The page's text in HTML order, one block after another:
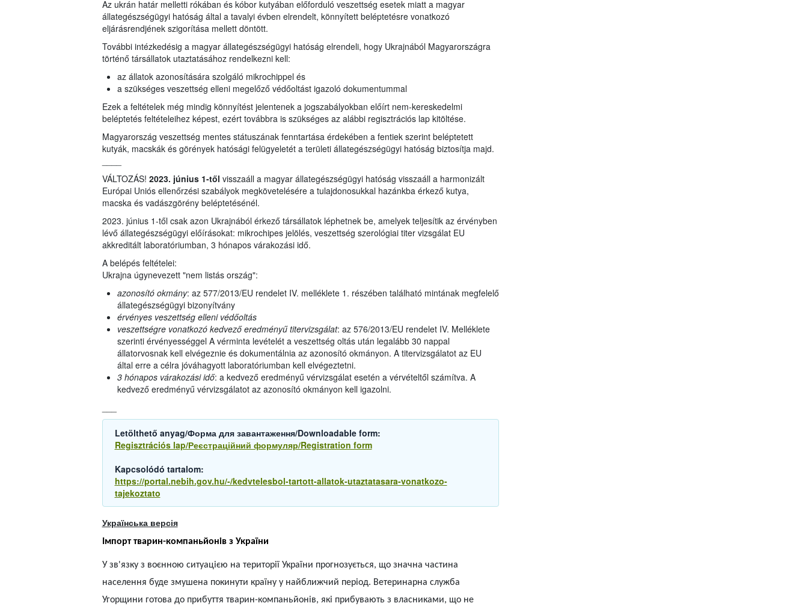
Az ukrán határ melletti rókában és kóbor kutyában előforduló veszettség esetek miatt a magyar
állategészségügyi hatóság által a tavalyi évben elrendelt, könnyített beléptetésre vonatkozó
eljárásrendjének szigorítása mellett döntött.
További intézkedésig a magyar állategészségügyi hatóság elrendeli, hogy Ukrajnából Magyarországra
történő társállatok utaztatásához rendelkezni kell:
az állatok azonosítására szolgáló mikrochippel és
a szükséges veszettség elleni megelőző védőoltást igazoló dokumentummal
Ezek a feltételek még mindig könnyítést jelentenek a jogszabályokban előírt nem-kereskedelmi
beléptetés feltételeihez képest, ezért továbbra is szükséges az alábbi regisztrációs lap kitöltése.
Magyarország veszettség mentes státuszának fenntartása érdekében a fentiek szerint beléptetett
kutyák, macskák és görények hatósági felügyeletét a területi állategészségügyi hatóság biztosítja majd.
VÁLTOZÁS! 2023. június 1-től visszaáll a magyar állategészségügyi hatóság visszaáll a harmonizált
Európai Uniós ellenőrzési szabályok megkövetelésére a tulajdonosukkal hazánkba érkező kutya,
macska és vadászgörény beléptetésénél.
2023. június 1-től csak azon Ukrajnából érkező társállatok léphetnek be, amelyek teljesítik az érvényben
lévő állategészségügyi előírásokat: mikrochipes jelölés, veszettség szerológiai titer vizsgálat EU
akkreditált laboratóriumban, 3 hónapos várakozási idő.
A belépés feltételei:
Ukrajna úgynevezett "nem listás ország":
azonosító okmány: az 577/2013/EU rendelet IV. melléklete 1. részében található mintának megfelelő
állategészségügyi bizonyítvány
érvényes veszettség elleni védőoltás
veszettségre vonatkozó kedvező eredményű titervizsgálat: az 576/2013/EU rendelet IV. Melléklete
szerinti érvényességgel A vérminta levételét a veszettség oltás után legalább 30 nappal
állatorvosnak kell elvégeznie és dokumentálnia az azonosító okmányon. A titervizsgálatot az EU
által erre a célra jóváhagyott laboratóriumban kell elvégeztetni.
3 hónapos várakozási idő: a kedvező eredményű vérvizsgálat esetén a vérvételtől számítva. A
kedvező eredményű vérvizsgálatot az azonosító okmányon kell igazolni.
Letölthető anyag/Форма для завантаження/Downloadable form:
Regisztrációs lap/Реєстраційний формуляр/Registration form
Kapcsolódó tartalom:
https://portal.nebih.gov.hu/-/kedvtelesbol-tartott-allatok-utaztatasara-vonatkozo-
tajekoztato
Українська версія
Імпорт тварин-компаньйонів з України
У зв'язку з воєнною ситуацією на території України прогнозується, що значна частина
населення буде змушена покинути країну у найближчий період. Ветеринарна служба
Угорщини готова до прибуття тварин-компаньйонів, які прибувають з власниками, що не